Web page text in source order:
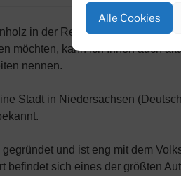
Alle Cookies
in der RegionMagdeburg,
möchten, kann ich Ihnen auch
nennen.
Stadt in Niedersachsen
und ist eng mit dem
befindet sich eines der größten